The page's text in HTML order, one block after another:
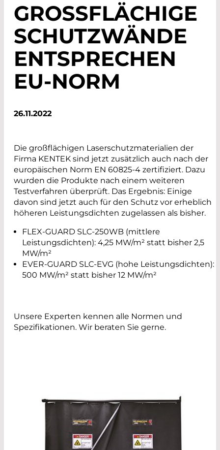
GROSSFLÄCHIGE S
CHUTZWÄNDE E
NTSPRECHEN E
U-NORM
26.11.2022
Die großflächigen Laserschutzmaterialien der
Firma KENTEK sind jetzt zusätzlich auch nach der
europäischen Norm EN 60825-4 zertifiziert. Dazu
wurden die Produkte nach einem weiteren
Testverfahren überprüft. Das Ergebnis: Einige
davon sind jetzt auch für den Schutz vor erheblich
höheren Leistungsdichten zugelassen als bisher.
FLEX-GUARD SLC-250WB (mittlere
Leistungsdichten): 4,25 MW/m² statt bisher 2,5
MW/m²
EVER-GUARD SLC-EVG (hohe Leistungsdichten):
500 MW/m² statt bisher 12 MW/m²
Unsere Experten kennen alle Normen und
Spezifikationen. Wir beraten Sie gerne.